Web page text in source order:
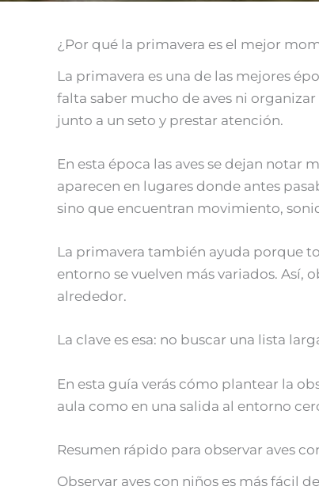
¿Por qué la primavera es el mejor
La primavera es una de las mejores
falta saber mucho de aves ni
junto a un seto y prestar atención.
En esta época las aves se dejan notar
aparecen en lugares donde antes
sino que encuentran movimiento,
La primavera también ayuda porque
entorno se vuelven más variados. Así,
alrededor.
La clave es esa: no buscar una lista
En esta guía verás cómo plantear la
aula como en una salida al entorno
Resumen rápido para observar aves
Observar aves con niños es más fácil